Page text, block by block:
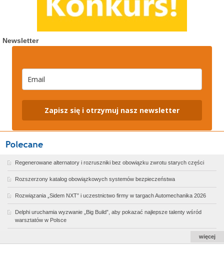
Newsletter
Zapisz się i otrzymuj nasz newsletter
Regenerowane alternatory i rozruszniki bez obowiązku zwrotu starych części
Rozszerzony katalog obowiązkowych systemów bezpieczeństwa
Rozwiązania „Sidem NXT” i uczestnictwo firmy w targach Automechanika 2026
Delphi uruchamia wyzwanie „Big Build”, aby pokazać najlepsze talenty wśród
warsztatów w Polsce
więcej